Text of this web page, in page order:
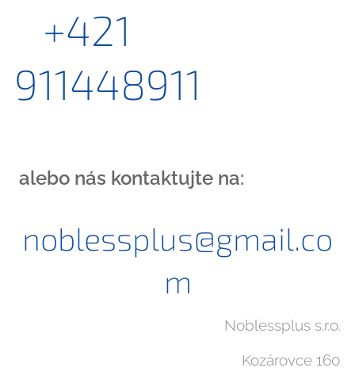
+421
911448911
alebo nás kontaktujte na:
noblessplus@gmail.co
m
Noblessplus s.r.o.
Kozárovce 160